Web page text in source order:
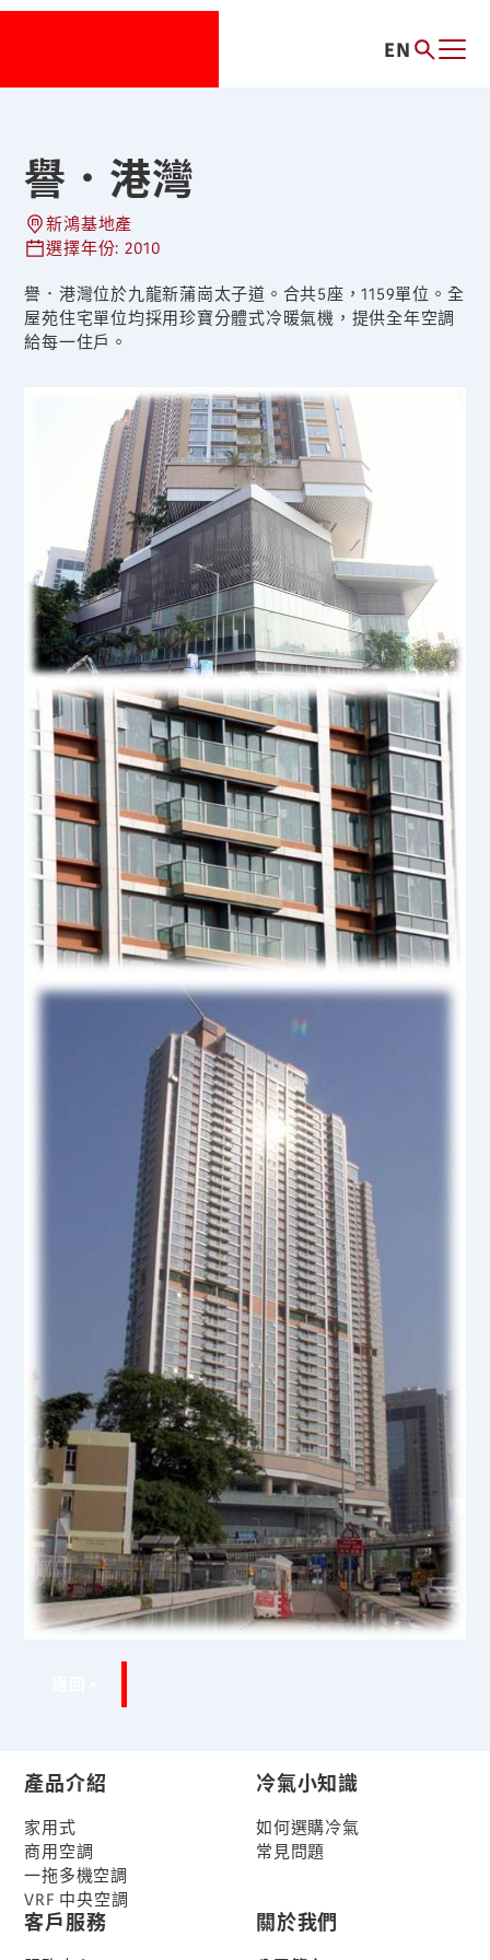
EN
譽．港灣
新鴻基地產
選擇年份: 2010
譽．港灣位於九龍新蒲崗太子道。合共5座，1159單位。全
屋苑住宅單位均採用珍寶分體式冷暖氣機，提供全年空調
給每一住戶。
產品介紹
家用式
商用空調
一拖多機空調
VRF 中央空調
冷氣小知識
如何選購冷氣
常見問題
客戶服務 關於我們